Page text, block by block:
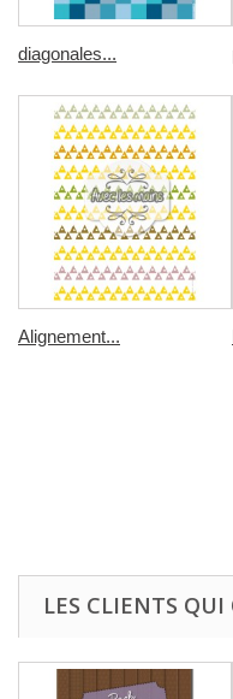
diagonales...
Alignement...
LES CLIENTS